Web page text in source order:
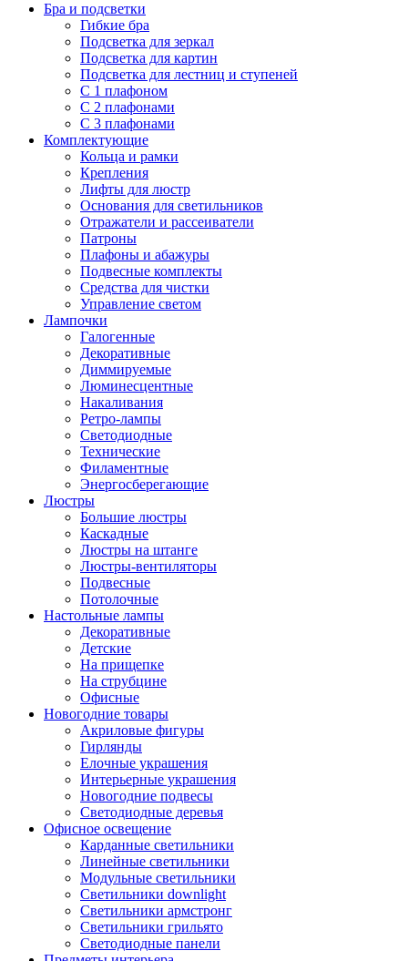
Бра и подсветки
Гибкие бра
Подсветка для зеркал
Подсветка для картин
Подсветка для лестниц и ступеней
С 1 плафоном
С 2 плафонами
С 3 плафонами
Комплектующие
Кольца и рамки
Крепления
Лифты для люстр
Основания для светильников
Отражатели и рассеиватели
Патроны
Плафоны и абажуры
Подвесные комплекты
Средства для чистки
Управление светом
Лампочки
Галогенные
Декоративные
Диммируемые
Люминесцентные
Накаливания
Ретро-лампы
Светодиодные
Технические
Филаментные
Энергосберегающие
Люстры
Большие люстры
Каскадные
Люстры на штанге
Люстры-вентиляторы
Подвесные
Потолочные
Настольные лампы
Декоративные
Детские
На прищепке
На струбцине
Офисные
Новогодние товары
Акриловые фигуры
Гирлянды
Елочные украшения
Интерьерные украшения
Новогодние подвесы
Светодиодные деревья
Офисное освещение
Карданные светильники
Линейные светильники
Модульные светильники
Светильники downlight
Светильники армстронг
Светильники грильято
Светодиодные панели